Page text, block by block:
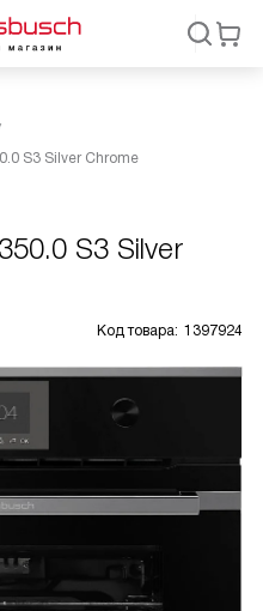
S3 Silver Chrome
S3 Silver
Код товара: 1397924